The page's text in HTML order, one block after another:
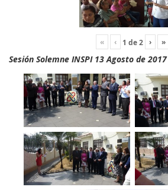
« ‹ 1 de2 › »
Sesión Solemne INSPI 13 Agosto de 2017